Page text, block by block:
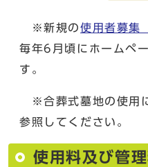
※新規の使用者募集
毎年6月頃にホームペ
す。
※合葬式墓地の使用
参照してください。
使用料及び管